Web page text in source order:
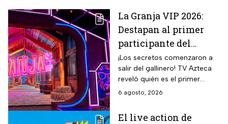
La Granja VIP 2026:
Destapan al primer
participante del
reality más viral de la
televisión mexicana
¡Los secretos comenzaron a
salir del gallinero! TV Azteca
reveló quién es el primer
granjero confirmado para la
6 agosto, 2026
El live action de